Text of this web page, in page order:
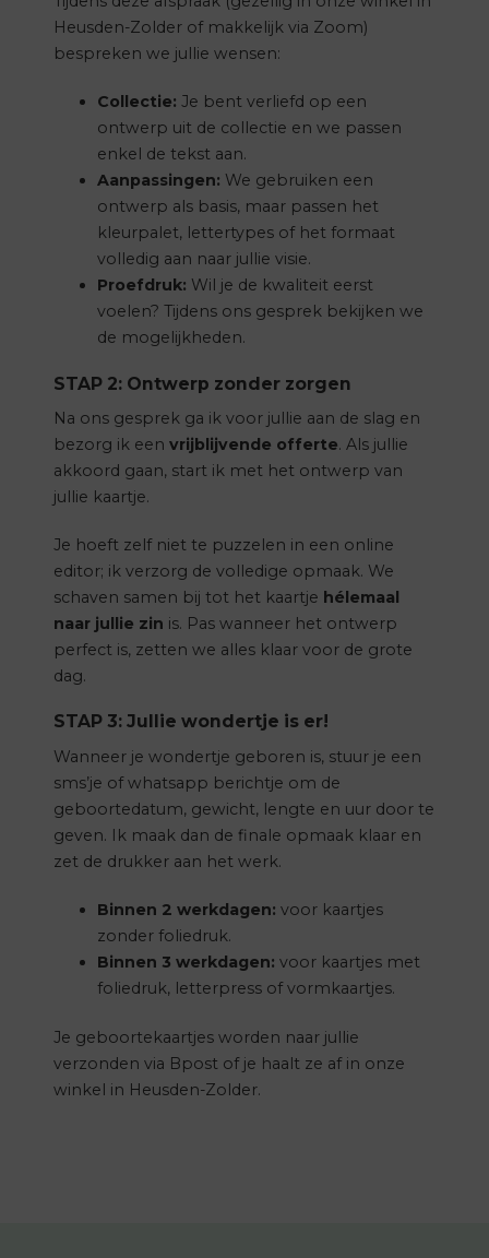
Heusden-Zolder of makkelijk via Zoom)
bespreken we jullie wensen:
Collectie: Je bent verliefd op een
ontwerp uit de collectie en we passen
enkel de tekst aan.
Aanpassingen: We gebruiken een
ontwerp als basis, maar passen het
kleurpalet, lettertypes of het formaat
volledig aan naar jullie visie.
Proefdruk: Wil je de kwaliteit eerst
voelen? Tijdens ons gesprek bekijken we
de mogelijkheden.
STAP 2: Ontwerp zonder zorgen
Na ons gesprek ga ik voor jullie aan de slag en
bezorg ik een vrijblijvende offerte. Als jullie
akkoord gaan, start ik met het ontwerp van
jullie kaartje.
Je hoeft zelf niet te puzzelen in een online
editor; ik verzorg de volledige opmaak. We
schaven samen bij tot het kaartje hélemaal
naar jullie zin is. Pas wanneer het ontwerp
perfect is, zetten we alles klaar voor de grote
dag.
STAP 3: Jullie wondertje is er!
Wanneer je wondertje geboren is, stuur je een
sms’je of whatsapp berichtje om de
geboortedatum, gewicht, lengte en uur door te
geven. Ik maak dan de finale opmaak klaar en
zet de drukker aan het werk.
Binnen 2 werkdagen: voor kaartjes
zonder foliedruk.
Binnen 3 werkdagen: voor kaartjes met
foliedruk, letterpress of vormkaartjes.
Je geboortekaartjes worden naar jullie
verzonden via Bpost of je haalt ze af in onze
winkel in Heusden-Zolder.